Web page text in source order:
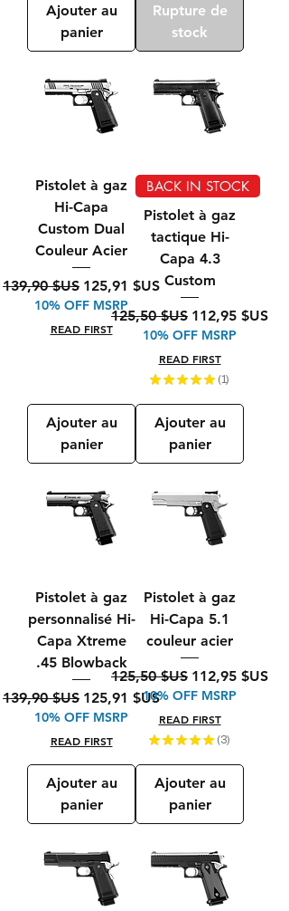
Ajouter au
panier
Rupture de
stock
Pistolet à gaz
Hi-Capa
Custom Dual
Couleur Acier
Prix original
139,90 $US Prix promotionnel
125,91 $US
10% OFF MSRP
READ FIRST
Ajouter au
panier
BACK IN STOCK
Pistolet à gaz
tactique Hi-
Capa 4.3
Custom
Prix original
125,50 $US Prix
112,95 $US
10% OFF MSRP
READ FIRST
★ ★ ★ ★ ★ 1
1
Ajouter au
panier
Pistolet à gaz
personnalisé Hi-
Capa Xtreme
.45 Blowback
Prix original
139,90 $US Prix promotionnel
125,91 $US
10% OFF MSRP
READ FIRST
Ajouter au
panier
Pistolet à gaz
Hi-Capa 5.1
couleur acier
Prix original
125,50 $US Prix
112,95 $US
10% OFF MSRP
READ FIRST
★ ★ ★ ★ ★ 3
3
Ajouter au
panier